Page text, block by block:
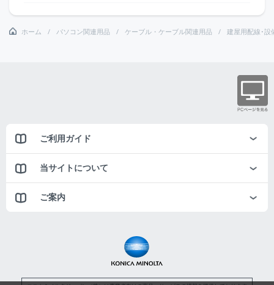
ホーム パソコン関連用品 ケーブル・ケーブル関連用品 建屋用配線･設
ご利用ガイド
当サイトについて
ご案内